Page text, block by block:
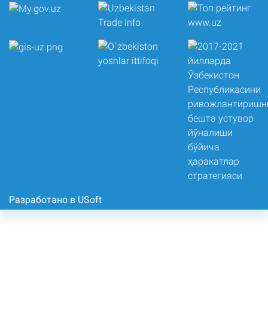
Разработано в USoft